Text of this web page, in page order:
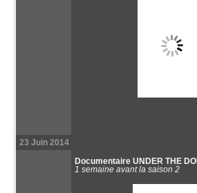
23 Juin 2014
Documentaire UNDER THE
1 semaine avant la saison 2